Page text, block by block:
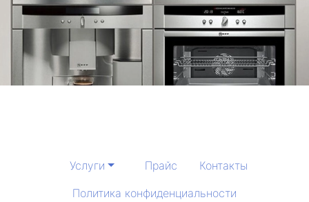
Услуги Прайс
Контакты
Политика конфиденциальности